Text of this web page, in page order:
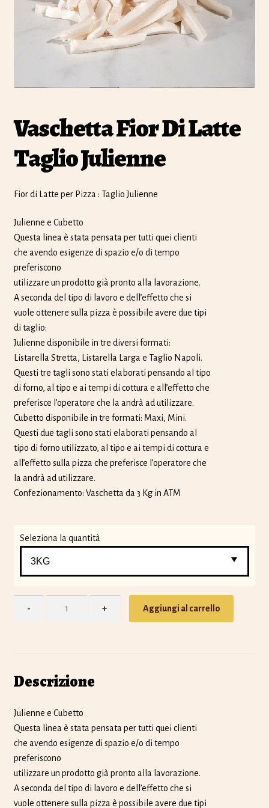
Vaschetta Fior Di Latte
Taglio Julienne
Fior di Latte per Pizza : Taglio Julienne
Julienne e Cubetto
Questa linea è stata pensata per tutti quei clienti
che avendo esigenze di spazio e/o di tempo
preferiscono
utilizzare un prodotto già pronto alla lavorazione.
A seconda del tipo di lavoro e dell’effetto che si
vuole ottenere sulla pizza è possibile avere due tipi
di taglio:
Julienne disponibile in tre diversi formati:
Listarella Stretta, Listarella Larga e Taglio Napoli.
Questi tre tagli sono stati elaborati pensando al tipo
di forno, al tipo e ai tempi di cottura e all’effetto che
preferisce l’operatore che la andrà ad utilizzare.
Cubetto disponibile in tre formati: Maxi, Mini.
Questi due tagli sono stati elaborati pensando al
tipo di forno utilizzato, al tipo e ai tempi di cottura e
all’effetto sulla pizza che preferisce l’operatore che
la andrà ad utilizzare.
Confezionamento: Vaschetta da 3 Kg in ATM
chilo
Aggiungi al carrello
Descrizione
Julienne e Cubetto
Questa linea è stata pensata per tutti quei clienti
che avendo esigenze di spazio e/o di tempo
preferiscono
utilizzare un prodotto già pronto alla lavorazione.
A seconda del tipo di lavoro e dell’effetto che si
vuole ottenere sulla pizza è possibile avere due tipi